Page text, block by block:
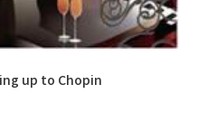
up to Chopin